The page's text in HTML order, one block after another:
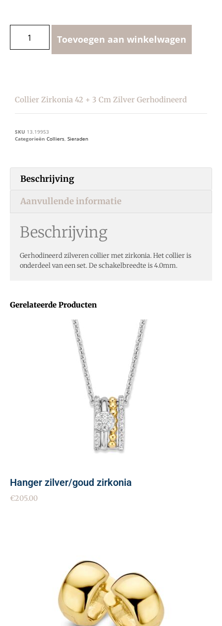
Toevoegen aan winkelwagen
Gerelateerde Producten
Hanger zilver/goud zirkonia
€205.00
Collier Zirkonia 42 + 3 Cm Zilver Gerhodineerd
SKU 13.19953
Categorieën Colliers, Sieraden
Beschrijving
Aanvullende informatie
Beschrijving
Gerhodineerd zilveren collier met zirkonia. Het collier is
onderdeel van een set. De schakelbreedte is 4.0mm.